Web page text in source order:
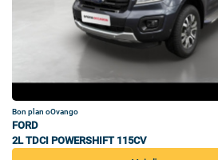
Bon plan oOvango
FORD
2L TDCI POWERSHIFT 115CV